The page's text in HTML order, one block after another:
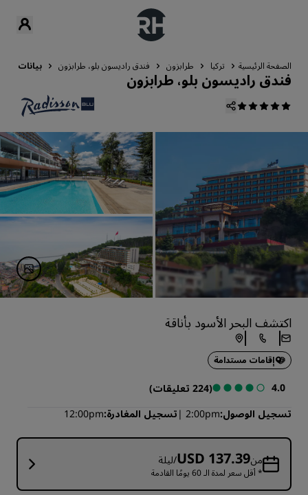
الصفحة الرئيسية تركيا طرابزون فندق راديسون بلو، طرابزون بيانات
فندق راديسون بلو، طرابزون
اكتشف البحر الأسود بأناقة
إقامات مستدامة
4.0
(224 تعليقات)
تسجيل الوصول 2:00pm تسجيل المغادرة 12:00pm
منUSD 137.39/ليلة
* أقل سعر لمدة الـ 60 يومًا القادمة